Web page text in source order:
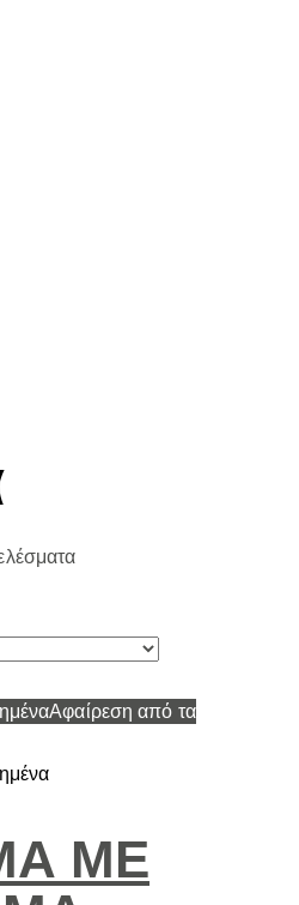
Sorted
Αφαίρεση από τα
ΜΕ